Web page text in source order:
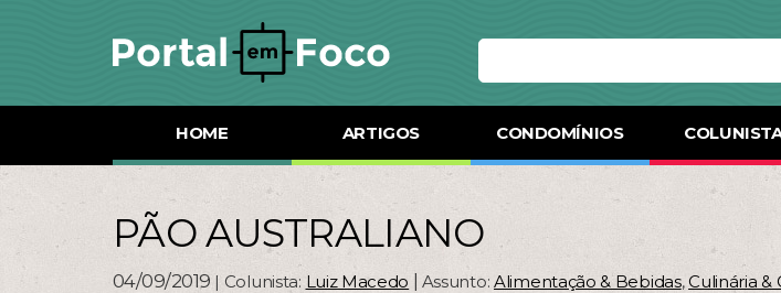
HOME ARTIGOS CONDOMÍNIOS
PÃO AUSTRALIANO
04/09/2019 | Colunista: Luiz Macedo Assunto: Alimentação & Bebidas,Culinária &